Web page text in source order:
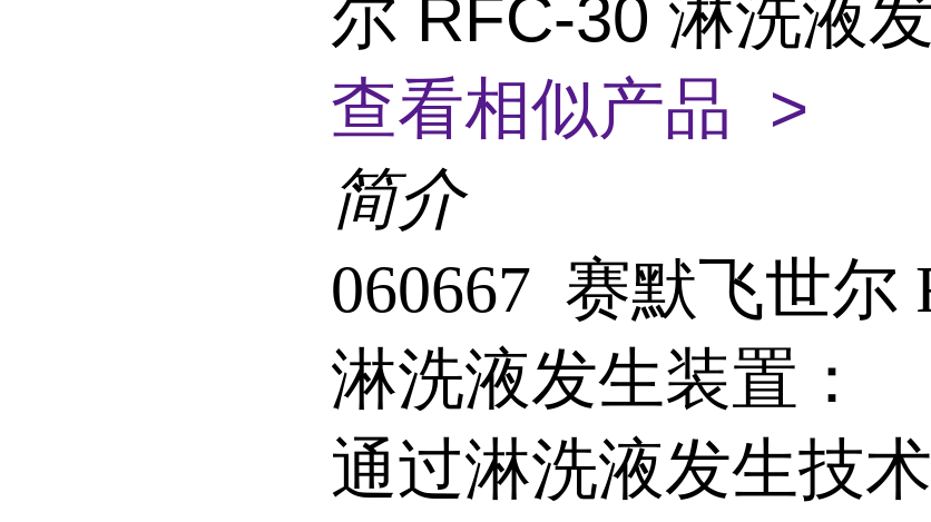
尔 RFC-30 淋洗液
查看相似产品 >
简介
060667 赛默飞世尔
淋洗液发生装置：
通过淋洗液发生技